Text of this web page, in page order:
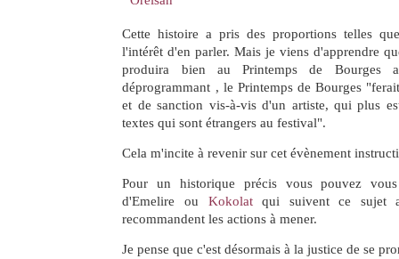
Cette histoire a pris des proportions telles
l'intérêt d'en parler. Mais je viens d'apprendre
produira bien au Printemps de Bourges
déprogrammant , le Printemps de Bourges
et de sanction vis-à-vis d'un artiste, qui plus
textes qui sont étrangers au festival".
Cela m'incite à revenir sur cet évènement
Pour un historique précis vous pouvez
d'Emelire ou Kokolatqui suivent ce sujet
recommandent les actions à mener.
Je pense que c'est désormais à la justice de se